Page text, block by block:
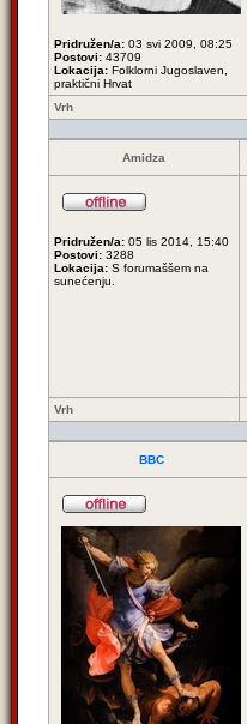
Pridružen/a: 03 svi 2009, 08:25
Postovi: 43709
Lokacija: Folklorni Jugoslaven,
praktični Hrvat
Vrh
Amidza
Pridružen/a: 05 lis 2014, 15:40
Postovi: 3288
Lokacija: S forumaššem na
sunećenju.
Vrh
BBC